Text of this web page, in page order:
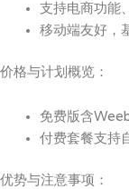
支持电商功能、
移动端友好，
价格与计划概览：
免费版含
付费套餐支持
优势与注意事项：